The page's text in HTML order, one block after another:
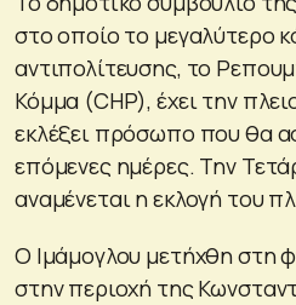
στο οποίο το μεγαλύτερο
αντιπολίτευσης, το
Κόμμα (CHP), έχει την
εκλέξει πρόσωπο που θα
επόμενες ημέρες. Την
αναμένεται η εκλογή του
Ο Ιμάμογλου μετήχθη στη
στην περιοχή της